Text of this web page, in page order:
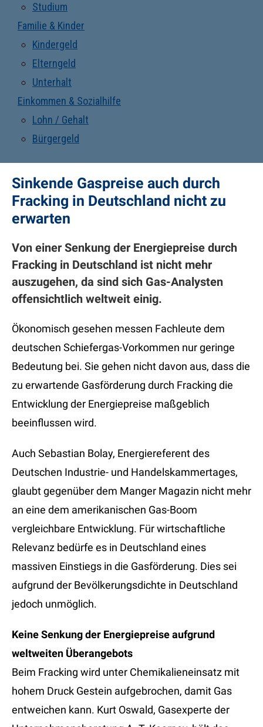
Studium
Familie & Kinder
Kindergeld
Elterngeld
Unterhalt
Einkommen & Sozialhilfe
Lohn / Gehalt
Bürgergeld
Sinkende Gaspreise auch durch
Fracking in Deutschland nicht zu
erwarten
Von einer Senkung der Energiepreise durch
Fracking in Deutschland ist nicht mehr
auszugehen, da sind sich Gas-Analysten
offensichtlich weltweit einig.
Ökonomisch gesehen messen Fachleute dem
deutschen Schiefergas-Vorkommen nur geringe
Bedeutung bei. Sie gehen nicht davon aus, dass die
zu erwartende Gasförderung durch Fracking die
Entwicklung der Energiepreise maßgeblich
beeinflussen wird.
Auch Sebastian Bolay, Energiereferent des
Deutschen Industrie- und Handelskammertages,
glaubt gegenüber dem Manger Magazin nicht mehr
an eine dem amerikanischen Gas-Boom
vergleichbare Entwicklung. Für wirtschaftliche
Relevanz bedürfe es in Deutschland eines
massiven Einstiegs in die Gasförderung. Dies sei
aufgrund der Bevölkerungsdichte in Deutschland
jedoch unmöglich.
Keine Senkung der Energiepreise aufgrund
weltweiten Überangebots
Beim Fracking wird unter Chemikalieneinsatz mit
hohem Druck Gestein aufgebrochen, damit Gas
entweichen kann. Kurt Oswald, Gasexperte der